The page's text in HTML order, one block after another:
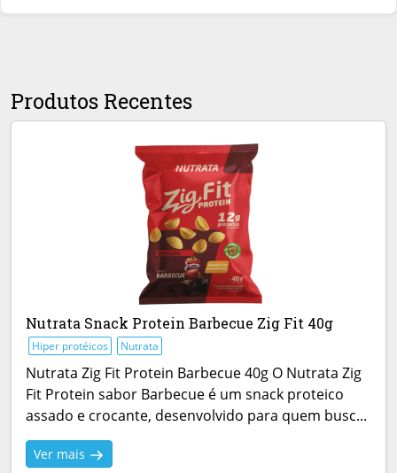
Produtos Recentes
Nutrata Snack Protein Barbecue Zig Fit 40g
Hiper protéicos Nutrata
Nutrata Zig Fit Protein Barbecue 40g O Nutrata Zig
Fit Protein sabor Barbecue é um snack proteico
assado e crocante, desenvolvido para quem busc...
Ver mais